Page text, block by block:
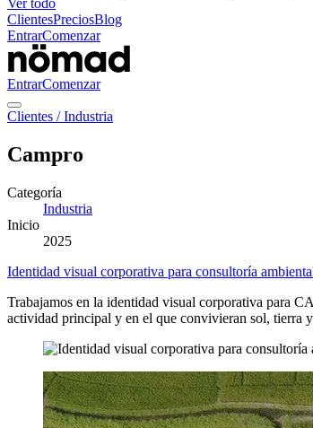
Ver todo
ClientesPreciosBlog
EntrarComenzar
EntrarComenzar
Clientes /Industria
Campro
Categoría
Industria
Inicio
2025
Identidad visual corporativa para consultoría
Trabajamos en la identidad visual corporativa para
actividad principal y en el que convivieran sol, tierra